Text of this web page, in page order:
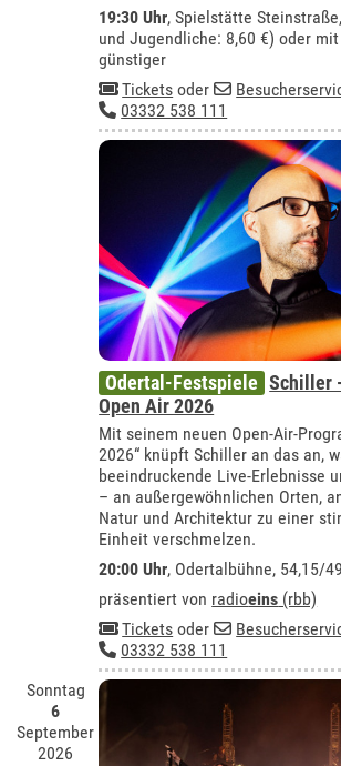
19:30 Uhr, Spielstätte
und Jugendliche: 8,60 €) oder
günstiger
Tickets oder
03332 538 111
Odertal-Festspiele Schiller
Open Air 2026
Mit seinem neuen Open-Air-
2026“ knüpft Schiller an das an,
beeindruckende Live-Erlebnisse
– an außergewöhnlichen Orten,
Natur und Architektur zu einer
Einheit verschmelzen.
20:00 Uhr, Odertalbühne, 54,15/
präsentiert von radioeins (rbb)
Tickets oder
03332 538 111
Sonntag
6
September
2026